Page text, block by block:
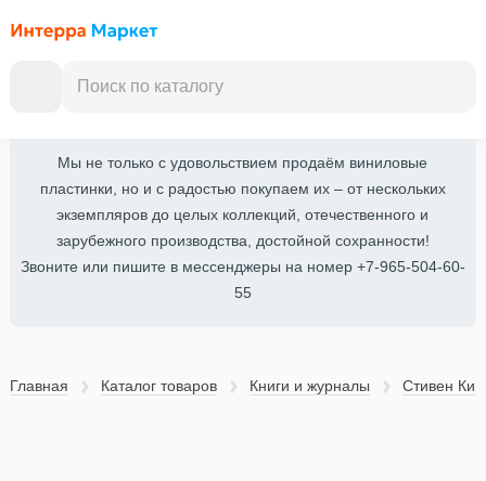
Мы не только с удовольствием продаём виниловые
пластинки, но и с радостью покупаем их – от нескольких
экземпляров до целых коллекций, отечественного и
зарубежного производства, достойной сохранности!
Звоните или пишите в мессенджеры на номер +7-965-504-60-
55
Главная Каталог товаров Книги и журналы Стивен